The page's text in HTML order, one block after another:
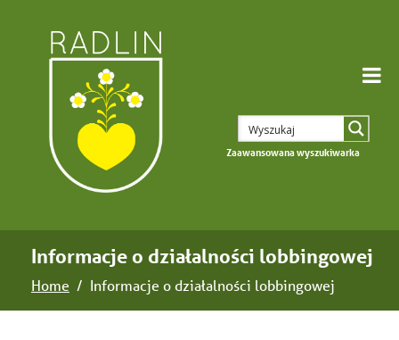
Zaawansowana wyszukiwarka
Informacje o działalności lobbingowej
Home Informacje o działalności lobbingowej